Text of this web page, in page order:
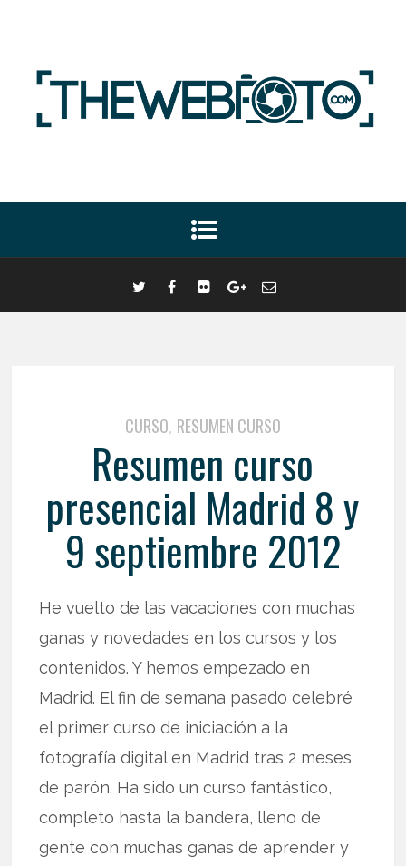
CURSO, RESUMEN CURSO
Resumen curso
presencial Madrid 8 y
9 septiembre 2012
He vuelto de las vacaciones con muchas
ganas y novedades en los cursos y los
contenidos. Y hemos empezado en
Madrid. El fin de semana pasado celebré
el primer curso de iniciación a la
fotografía digital en Madrid tras 2 meses
de parón. Ha sido un curso fantástico,
completo hasta la bandera, lleno de
gente con muchas ganas de aprender y